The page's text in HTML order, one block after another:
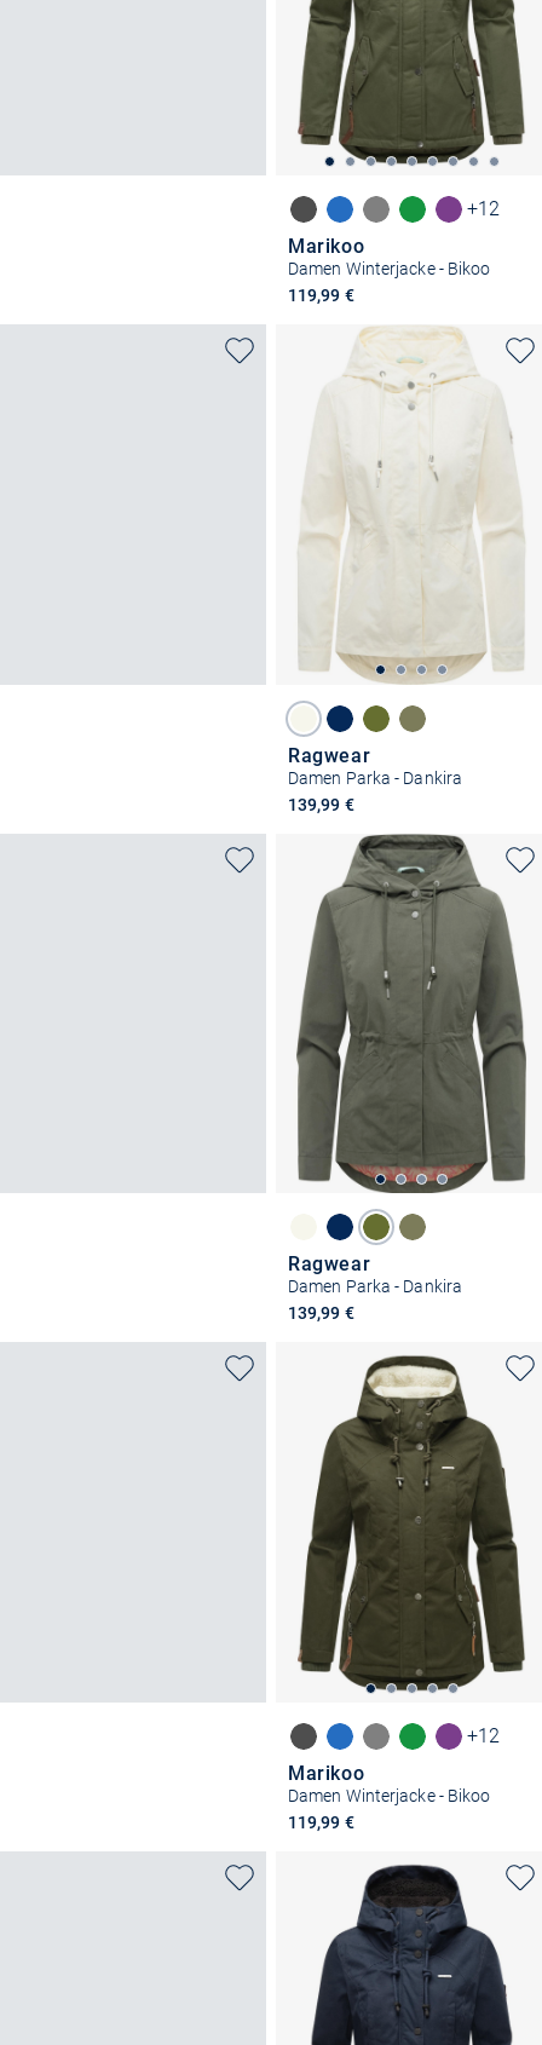
+12
Marikoo
Damen Winterjacke - Bikoo
119,99 €
Ragwear
Damen Parka - Dankira
139,99 €
Ragwear
Damen Parka - Dankira
139,99 €
+12
Marikoo
Damen Winterjacke - Bikoo
119,99 €